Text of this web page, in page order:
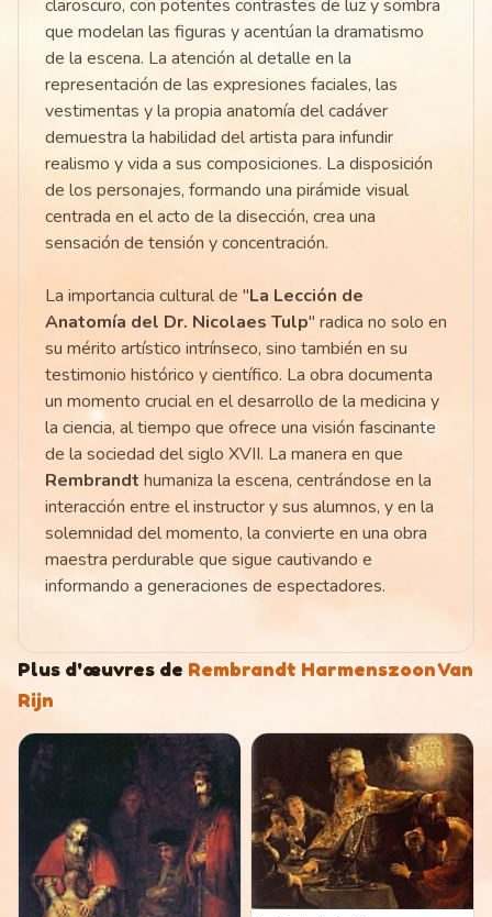
claroscuro, con potentes contrastes de luz y sombra
que modelan las figuras y acentúan la dramatismo
de la escena. La atención al detalle en la
representación de las expresiones faciales, las
vestimentas y la propia anatomía del cadáver
demuestra la habilidad del artista para infundir
realismo y vida a sus composiciones. La disposición
de los personajes, formando una pirámide visual
centrada en el acto de la disección, crea una
sensación de tensión y concentración.
La importancia cultural de "La Lección de
Anatomía del Dr. Nicolaes Tulp" radica no solo en
su mérito artístico intrínseco, sino también en su
testimonio histórico y científico. La obra documenta
un momento crucial en el desarrollo de la medicina y
la ciencia, al tiempo que ofrece una visión fascinante
de la sociedad del siglo XVII. La manera en que
Rembrandt humaniza la escena, centrándose en la
interacción entre el instructor y sus alumnos, y en la
solemnidad del momento, la convierte en una obra
maestra perdurable que sigue cautivando e
informando a generaciones de espectadores.
Plus d'œuvres de Rembrandt Harmenszoon Van
Rijn